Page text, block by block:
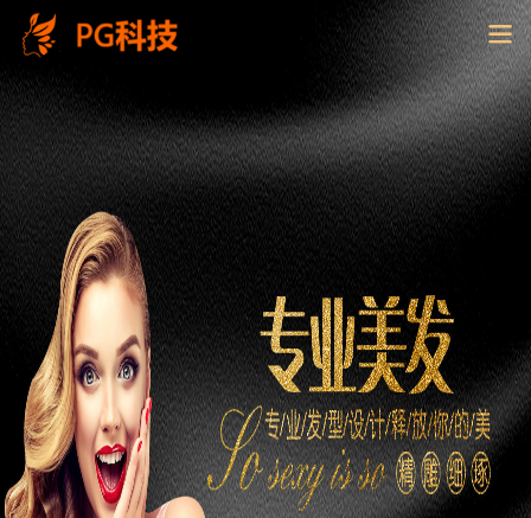
PG
电
子
控
股
有
限
公
司-
云
南